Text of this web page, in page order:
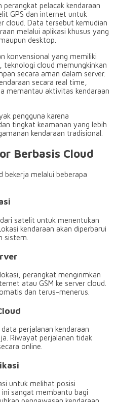
perangkat pelacak kendaraan
GPS dan internet untuk
cloud. Data tersebut kemudian
melalui aplikasi khusus yang
desktop.
konvensional yang memiliki
cloud memungkinkan
secara aman dalam server.
secara real time,
memantau aktivitas kendaraan
pengguna karena
tingkat keamanan yang lebih
kendaraan tradisional.
Berbasis Cloud
bekerja melalui beberapa
satelit untuk menentukan
kendaraan akan diperbarui
sistem.
perangkat mengirimkan
atau GSM ke server cloud.
dan terus-menerus.
perjalanan kendaraan
Riwayat perjalanan tidak
online.
untuk melihat posisi
ini sangat membantu bagi